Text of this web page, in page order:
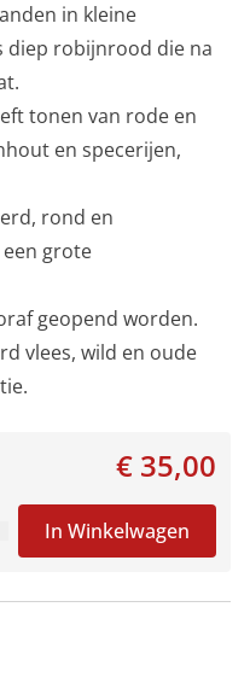
in kleine
diep robijnrood die na
tonen van rode en
en specerijen,
rond en
grote
geopend worden.
vlees, wild en oude
€ 35,00
In Winkelwagen